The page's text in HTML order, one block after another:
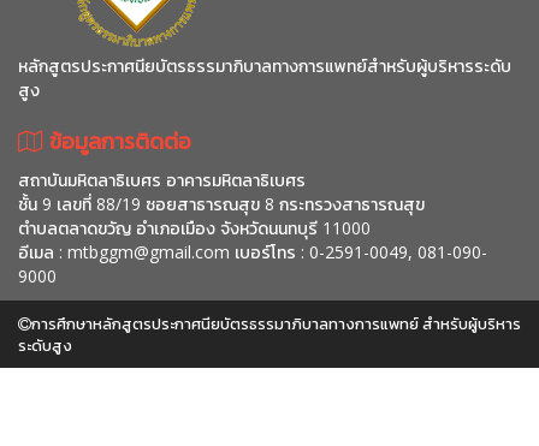
หลักสูตรประกาศนียบัตรธรรมาภิบาลทางการแพทย์สำหรับผู้บริหารระดับ
สูง
ข้อมูลการติดต่อ
สถาบันมหิตลาธิเบศร อาคารมหิตลาธิเบศร
ชั้น 9 เลขที่ 88/19 ซอยสาธารณสุข 8 กระทรวงสาธารณสุข
ตำบลตลาดขวัญ อำเภอเมือง จังหวัดนนทบุรี 11000
อีเมล : mtbggm@gmail.com เบอร์โทร : 0-2591-0049, 081-090-
9000
การศึกษาหลักสูตรประกาศนียบัตรธรรมาภิบาลทางการแพทย์ สำหรับผู้บริหาร
ระดับสูง